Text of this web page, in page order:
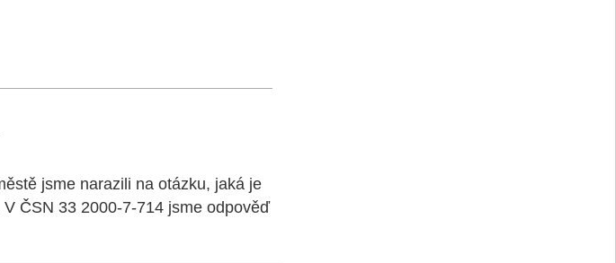
jsme narazili na otázku, jaká je
ČSN 33 2000-7-714 jsme odpověď